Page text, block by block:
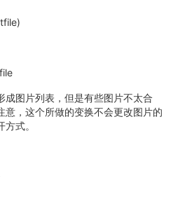
成图片列表，但是有些图片不太合
意，这个所做的变换不会更改图片的
式。